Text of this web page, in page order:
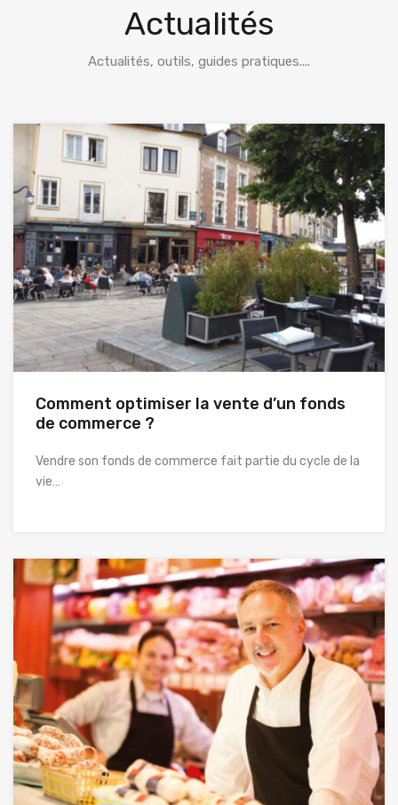
Actualités
Actualités, outils, guides pratiques....
Comment optimiser la vente d’un fonds
de commerce ?
Vendre son fonds de commerce fait partie du cycle de la
vie…